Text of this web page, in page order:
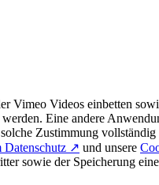
Vimeo Videos einbetten
Eine andere
Zustimmung vollständig
Datenschutz ↗ und unsere
sowie der Speicherung